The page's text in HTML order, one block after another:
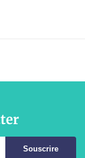
Souscrire